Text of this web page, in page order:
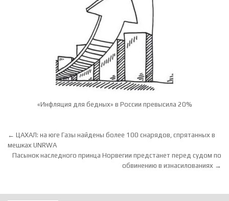
«Инфляция для бедных» в России превысила 20%
Навигация по записям
← ЦАХАЛ: на юге Газы найдены более 100 снарядов, спрятанных в
мешках UNRWA
Пасынок наследного принца Норвегии предстанет перед судом по
обвинению в изнасилованиях →